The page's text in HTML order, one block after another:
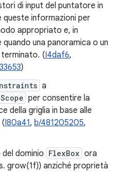
di input del puntatore in
queste informazioni per
appropriato e, in
una panoramica o un
(I4daf6,
)
a
per consentire la
della griglia in base alle
I80a41, b/481205205,
dominio FlexBox ora
grow(1f)) anziché proprietà